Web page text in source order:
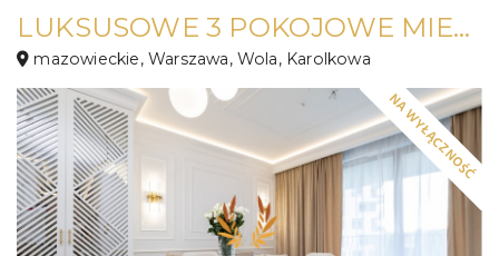
LUKSUSOWE 3 POKOJOWE MIESZKANIE NA BLISKIEJ WOLI
mazowieckie, Warszawa, Wola, Karolkowa
NA WYŁĄCZNOŚĆ